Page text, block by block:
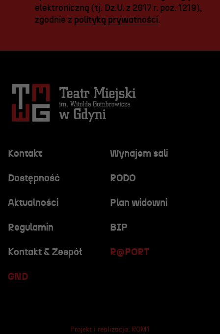
elektroniczną (tj. Dz.U. z 2017 r. poz. 1219),
zgodnie z polityką prywatności.
Kontakt Wynajem sali
Dostępność RODO
R@PORT
Aktualności Plan widowni
Regulamin BIP
GND
Kontakt & Zespół
Projekt i realizacja: ROM1